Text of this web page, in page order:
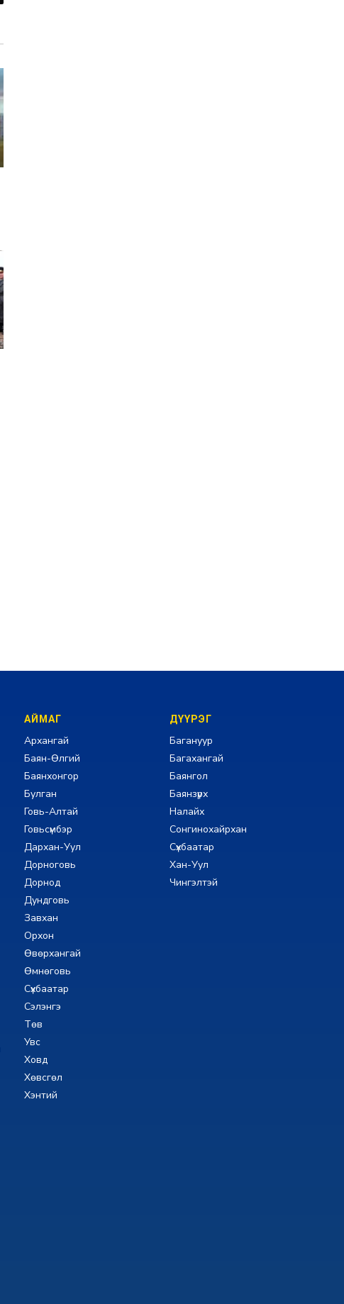
АЙМАГ
Архангай
Баян-Өлгий
Баянхонгор
Булган
Говь-Алтай
Говьсүмбэр
Дархан-Уул
Дорноговь
Дорнод
Дундговь
Завхан
Орхон
Өвөрхангай
Өмнөговь
Сүхбаатар
Сэлэнгэ
Төв
Увс
Ховд
Хөвсгөл
Хэнтий
ДҮҮРЭГ
Багануур
Багахангай
Баянгол
Баянзүрх
Налайх
Сонгинохайрхан
Сүхбаатар
Хан-Уул
Чингэлтэй